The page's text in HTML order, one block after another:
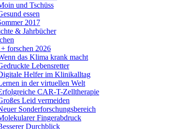
und Tschüss
essen
2017
& Jahrbücher
forschen 2026
das Klima krank macht
Lebensretter
Helfer im Klinikalltag
in der virtuellen Welt
CAR-T-Zelltherapie
Leid vermeiden
Sonderforschungsbereich
Fingerabdruck
Durchblick